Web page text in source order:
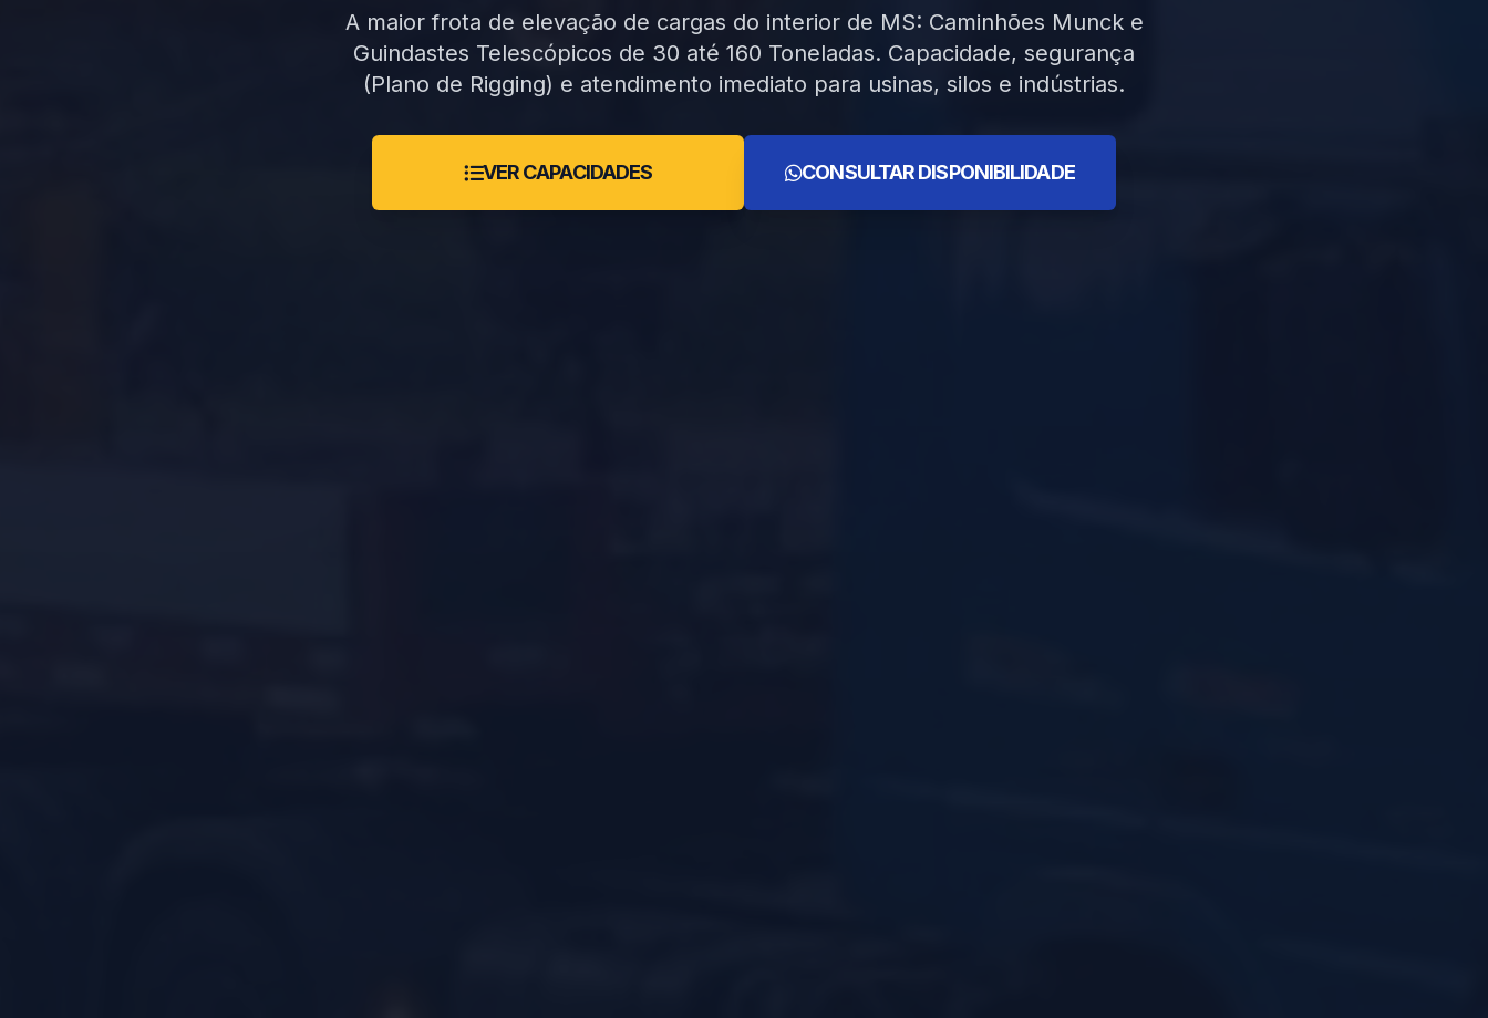
A maior frota de elevação de cargas do interior de MS: Caminhões Munck e
Guindastes Telescópicos de 30 até 160 Toneladas. Capacidade, segurança
(Plano de Rigging) e atendimento imediato para usinas, silos e indústrias.
VER CAPACIDADES CONSULTAR DISPONIBILIDADE